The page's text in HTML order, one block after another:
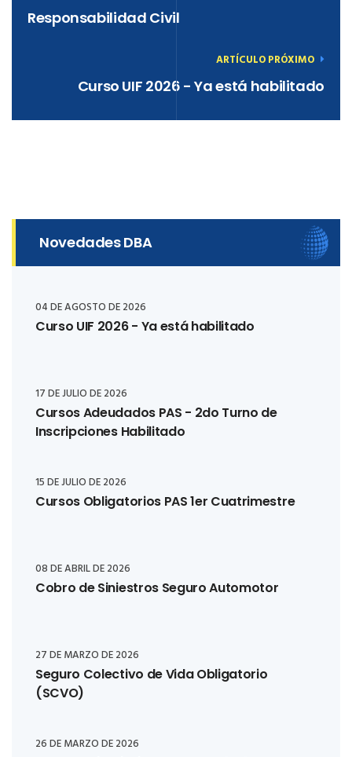
Responsabilidad Civil
ARTÍCULO PRÓXIMO
Curso UIF 2026 - Ya está habilitado
Novedades DBA
04 DE AGOSTO DE 2026
Curso UIF 2026 - Ya está habilitado
17 DE JULIO DE 2026
Cursos Adeudados PAS - 2do Turno de
Inscripciones Habilitado
15 DE JULIO DE 2026
Cursos Obligatorios PAS 1er Cuatrimestre
08 DE ABRIL DE 2026
Cobro de Siniestros Seguro Automotor
27 DE MARZO DE 2026
Seguro Colectivo de Vida Obligatorio
(SCVO)
26 DE MARZO DE 2026